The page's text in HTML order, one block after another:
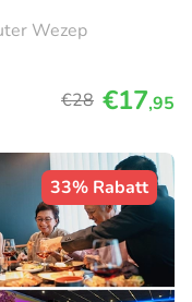
Wezep
€28 €17,95
33% Rabatt